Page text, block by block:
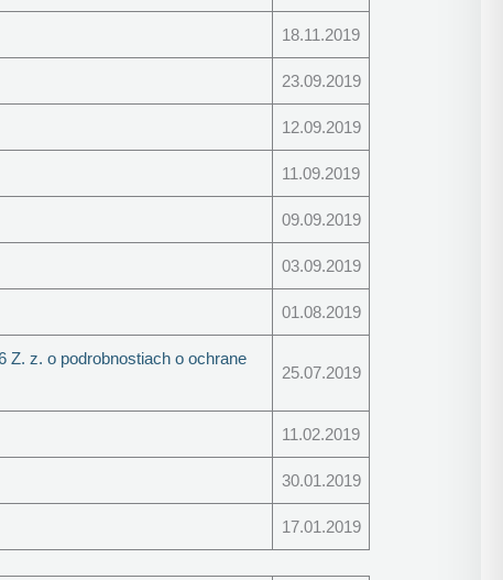
18.11.2019
23.09.2019
12.09.2019
11.09.2019
09.09.2019
03.09.2019
01.08.2019
z. o podrobnostiach o ochrane
25.07.2019
11.02.2019
30.01.2019
17.01.2019